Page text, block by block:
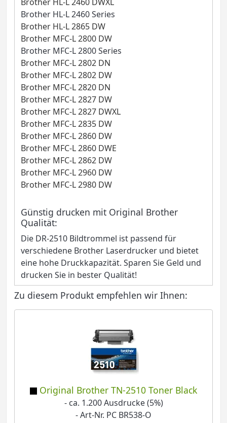
Brother HL-L 2460 Series
Brother HL-L 2865 DW
Brother MFC-L 2800 DW
Brother MFC-L 2800 Series
Brother MFC-L 2802 DN
Brother MFC-L 2802 DW
Brother MFC-L 2820 DN
Brother MFC-L 2827 DW
Brother MFC-L 2827 DWXL
Brother MFC-L 2835 DW
Brother MFC-L 2860 DW
Brother MFC-L 2860 DWE
Brother MFC-L 2862 DW
Brother MFC-L 2960 DW
Brother MFC-L 2980 DW
Günstig drucken mit Original Brother
Qualität:
Die DR-2510 Bildtrommel ist passend für
verschiedene Brother Laserdrucker und bietet
eine hohe Druckkapazität. Sparen Sie Geld und
drucken Sie in bester Qualität!
Zu diesem Produkt empfehlen wir Ihnen:
Original Brother TN-2510 Toner Black
- ca. 1.200 Ausdrucke (5%)
- Art-Nr. PC BR538-O